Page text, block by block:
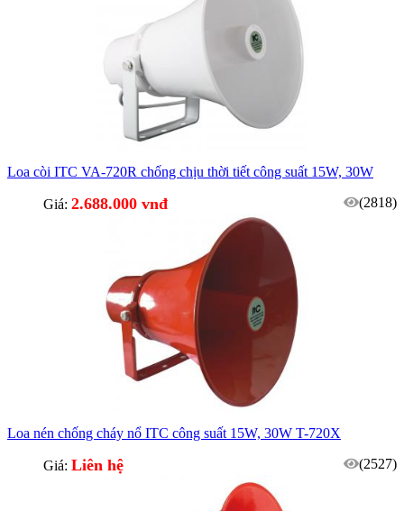
Loa còi ITC VA-720R chống chịu thời tiết công suất 15W, 30W
Giá: 2.688.000 vnđ (2818)
Loa nén chống cháy nổ ITC công suất 15W, 30W T-720X
Giá: Liên hệ (2527)